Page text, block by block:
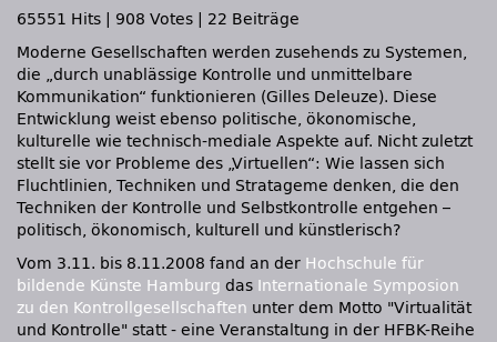
65551 Hits
908 Votes
22 Beiträge
Moderne Gesellschaften werden zusehends zu Systemen,
die „durch unablässige Kontrolle und unmittelbare
Kommunikation“ funktionieren (Gilles Deleuze). Diese
Entwicklung weist ebenso politische, ökonomische,
kulturelle wie technisch-mediale Aspekte auf. Nicht zuletzt
stellt sie vor Probleme des „Virtuellen“: Wie lassen sich
Fluchtlinien, Techniken und Stratageme denken, die den
Techniken der Kontrolle und Selbstkontrolle entgehen –
politisch, ökonomisch, kulturell und künstlerisch?
Vom 3.11. bis 8.11.2008 fand an der Hochschule für
bildende Künste Hamburg das Internationale Symposion
zu den Kontrollgesellschaften unter dem Motto "Virtualität
und Kontrolle" statt - eine Veranstaltung in der HFBK-Reihe